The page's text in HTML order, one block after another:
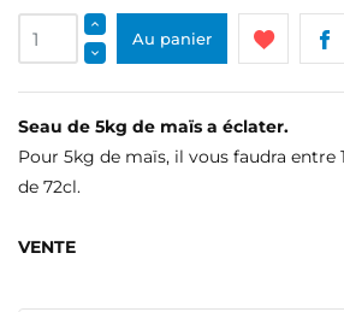
Au panier
Seau de 5kg de maïs a éclater.
Pour 5kg de maïs, il vous faudra entre
de 72cl.
VENTE